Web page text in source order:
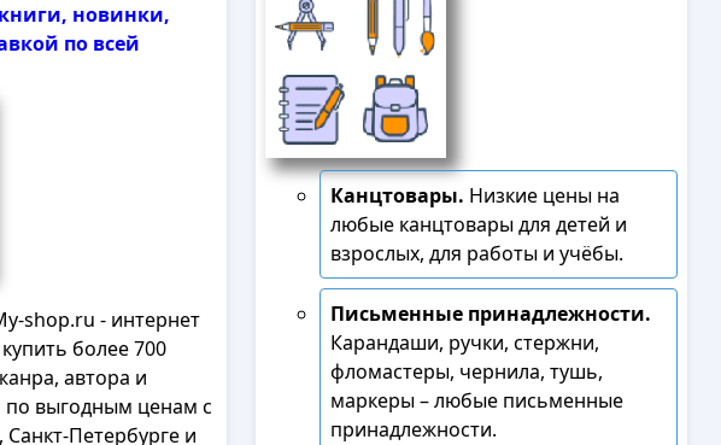
новинки,
по всей
shop.ru - интернет
более 700
автора и
по выгодным ценам с
Петербурге и
Канцтовары. Низкие цены на
любые канцтовары для детей и
взрослых, для работы и учёбы.
Письменные принадлежности.
Карандаши, ручки, стержни,
фломастеры, чернила, тушь,
маркеры – любые письменные
принадлежности.